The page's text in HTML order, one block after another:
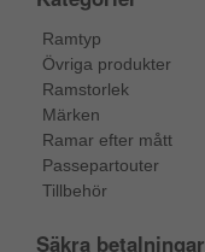
Ramtyp
Övriga produkter
Ramstorlek
Märken
Ramar efter mått
Passepartouter
Tillbehör
Säkra betalningar